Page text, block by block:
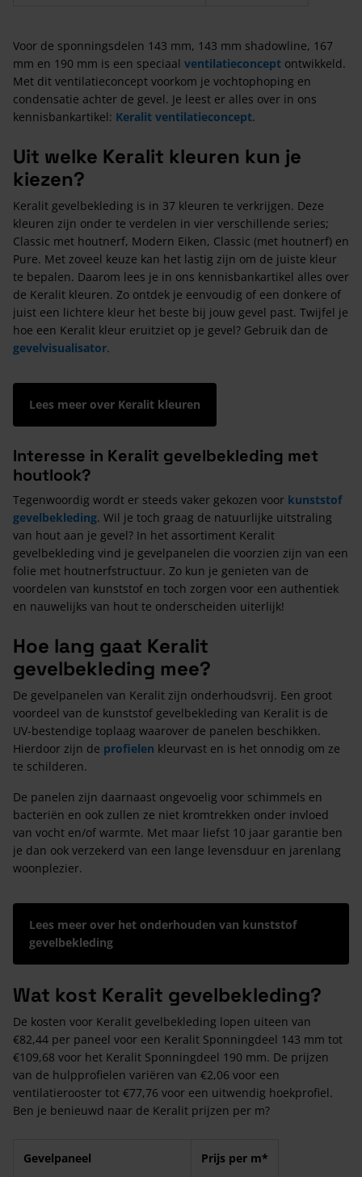
Voor de sponningsdelen 143 mm, 143 mm shadowline, 167
mm en 190 mm is een speciaal ventilatieconcept ontwikkeld.
Met dit ventilatieconcept voorkom je vochtophoping en
condensatie achter de gevel. Je leest er alles over in ons
kennisbankartikel: Keralit ventilatieconcept.
Uit welke Keralit kleuren kun je
kiezen?
Keralit gevelbekleding is in 37 kleuren te verkrijgen. Deze
kleuren zijn onder te verdelen in vier verschillende series;
Classic met houtnerf, Modern Eiken, Classic (met houtnerf) en
Pure. Met zoveel keuze kan het lastig zijn om de juiste kleur
te bepalen. Daarom lees je in ons kennisbankartikel alles over
de Keralit kleuren. Zo ontdek je eenvoudig of een donkere of
juist een lichtere kleur het beste bij jouw gevel past. Twijfel je
hoe een Keralit kleur eruitziet op je gevel? Gebruik dan de
gevelvisualisator.
Lees meer over Keralit kleuren
Interesse in Keralit gevelbekleding met
houtlook?
Tegenwoordig wordt er steeds vaker gekozen voor kunststof
gevelbekleding. Wil je toch graag de natuurlijke uitstraling
van hout aan je gevel? In het assortiment Keralit
gevelbekleding vind je gevelpanelen die voorzien zijn van een
folie met houtnerfstructuur. Zo kun je genieten van de
voordelen van kunststof en toch zorgen voor een authentiek
en nauwelijks van hout te onderscheiden uiterlijk!
Hoe lang gaat Keralit
gevelbekleding mee?
De gevelpanelen van Keralit zijn onderhoudsvrij. Een groot
voordeel van de kunststof gevelbekleding van Keralit is de
UV-bestendige toplaag waarover de panelen beschikken.
Hierdoor zijn de profielen kleurvast en is het onnodig om ze
te schilderen.
De panelen zijn daarnaast ongevoelig voor schimmels en
bacteriën en ook zullen ze niet kromtrekken onder invloed
van vocht en/of warmte. Met maar liefst 10 jaar garantie ben
je dan ook verzekerd van een lange levensduur en jarenlang
woonplezier.
Lees meer over het onderhouden van kunststof
gevelbekleding
Wat kost Keralit gevelbekleding?
De kosten voor Keralit gevelbekleding lopen uiteen van
€82,44 per paneel voor een Keralit Sponningdeel 143 mm tot
€109,68 voor het Keralit Sponningdeel 190 mm. De prijzen
van de hulpprofielen variëren van €2,06 voor een
ventilatierooster tot €77,76 voor een uitwendig hoekprofiel.
Ben je benieuwd naar de Keralit prijzen per m?
Gevelpaneel Prijs per m*